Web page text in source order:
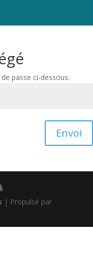
passe ci-dessous:
Envoi
| Propulsé par